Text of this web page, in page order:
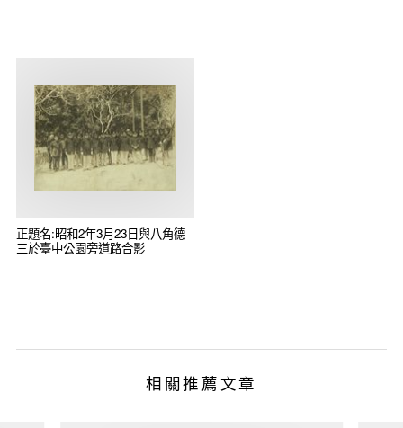
正題名:昭和2年3月23日與八角德
三於臺中公園旁道路合影
相關推薦文章